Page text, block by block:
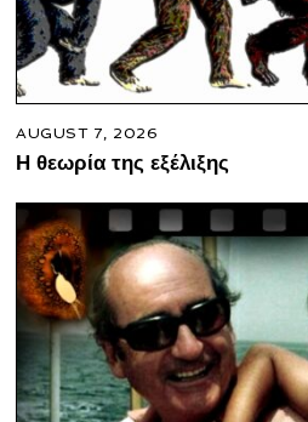
AUGUST 7, 2026
Η θεωρία της εξέλιξης